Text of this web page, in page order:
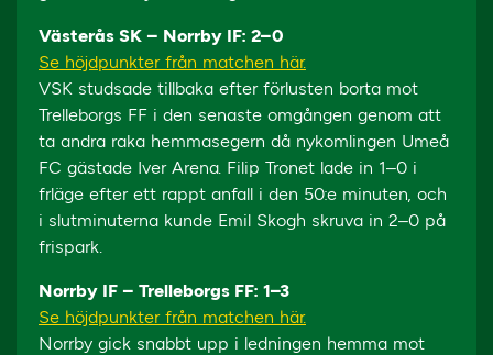
Västerås SK – Norrby IF: 2–0
Se höjdpunkter från matchen här.
VSK studsade tillbaka efter förlusten borta mot
Trelleborgs FF i den senaste omgången genom att
ta andra raka hemmasegern då nykomlingen Umeå
FC gästade Iver Arena. Filip Tronet lade in 1–0 i
frläge efter ett rappt anfall i den 50:e minuten, och
i slutminuterna kunde Emil Skogh skruva in 2–0 på
frispark.
Norrby IF – Trelleborgs FF: 1–3
Se höjdpunkter från matchen här.
Norrby gick snabbt upp i ledningen hemma mot